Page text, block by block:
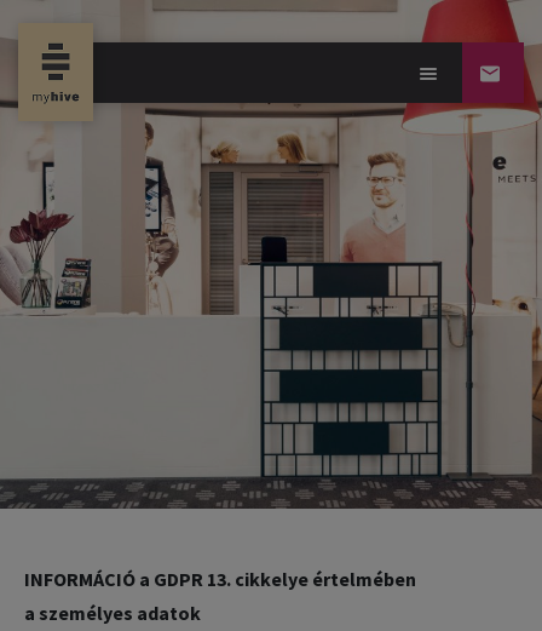
INFORMÁCIÓ a GDPR 13. cikkelye értelmében
a személyes adatok